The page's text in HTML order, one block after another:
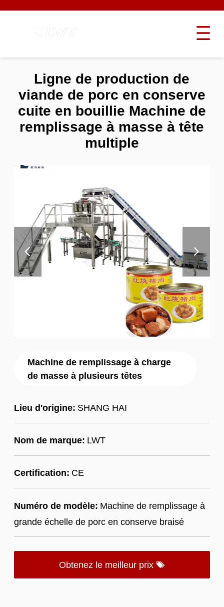
Machine de remplissage à charge
de masse à plusieurs têtes
Lieu d'origine: SHANG HAI
Nom de marque: LWT
Certification: CE
Numéro de modèle: Machine de remplissage à
grande échelle de porc en conserve braisé
Obtenez le meilleur prix
Ligne de production de
viande de porc en conserve
cuite en bouillie Machine de
remplissage à masse à tête
multiple